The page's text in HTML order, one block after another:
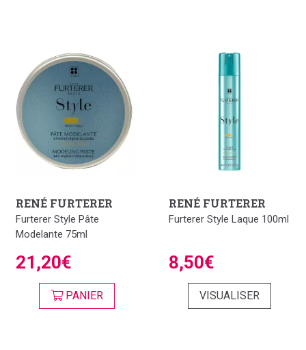
RENÉ FURTERER
Furterer Style Pâte
Modelante 75ml
21,20€
PANIER
RENÉ FURTERER
Furterer Style Laque 100ml
8,50€
VISUALISER